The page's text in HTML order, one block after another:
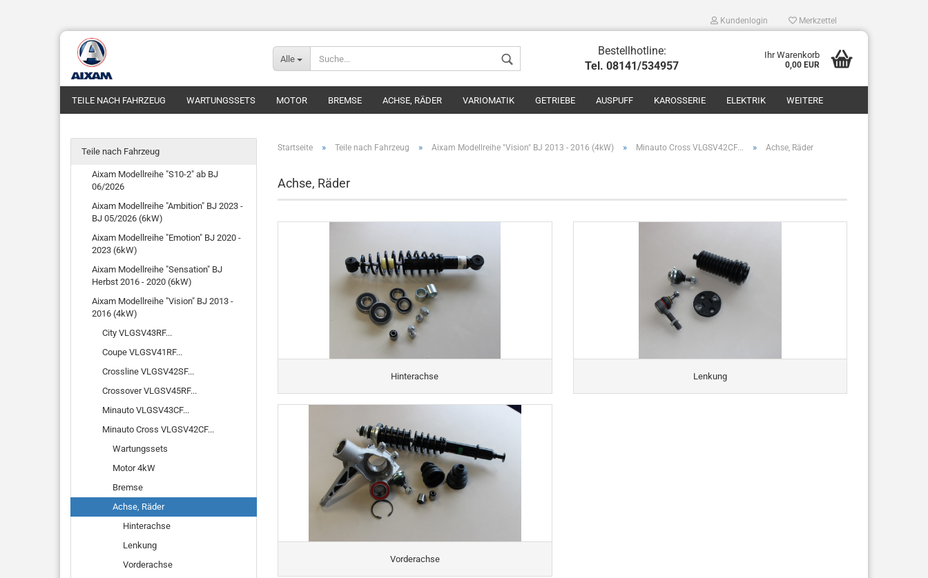
Kundenlogin Merkzettel
Alle
Bestellhotline:
Tel. 08141/534957
Ihr Warenkorb
0,00 EUR
TEILE NACH FAHRZEUG WARTUNGSSETS MOTOR BREMSE ACHSE, RÄDER VARIOMATIK GETRIEBE AUSPUFF KAROSSERIE ELEKTRIK WEITERE
Startseite » Teile nach Fahrzeug » Aixam Modellreihe "Vision" BJ 2013 - 2016 (4kW) » Minauto Cross VLGSV42CF... » Achse, Räder
Achse, Räder
Hinterachse Lenkung
Vorderachse
Teile nach Fahrzeug
Aixam Modellreihe "S10-2" ab BJ
06/2026
Aixam Modellreihe "Ambition" BJ 2023 -
BJ 05/2026 (6kW)
Aixam Modellreihe "Emotion" BJ 2020 -
2023 (6kW)
Aixam Modellreihe "Sensation" BJ
Herbst 2016 - 2020 (6kW)
Aixam Modellreihe "Vision" BJ 2013 -
2016 (4kW)
City VLGSV43RF...
Coupe VLGSV41RF...
Crossline VLGSV42SF...
Crossover VLGSV45RF...
Minauto VLGSV43CF...
Minauto Cross VLGSV42CF...
Wartungssets
Motor 4kW
Bremse
Achse, Räder
Hinterachse
Lenkung
Vorderachse